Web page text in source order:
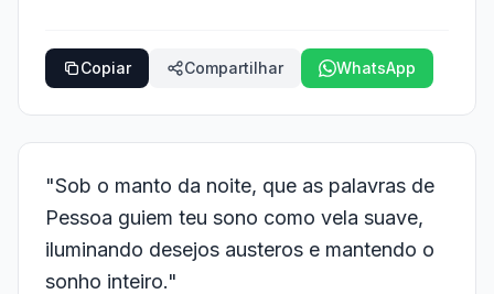
Copiar Compartilhar WhatsApp
"Sob o manto da noite, que as palavras de
Pessoa guiem teu sono como vela suave,
iluminando desejos austeros e mantendo o
sonho inteiro."